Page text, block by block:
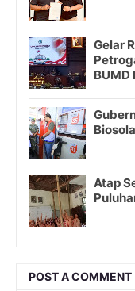
Gelar
BUMD
Atap
POST A COMMENT